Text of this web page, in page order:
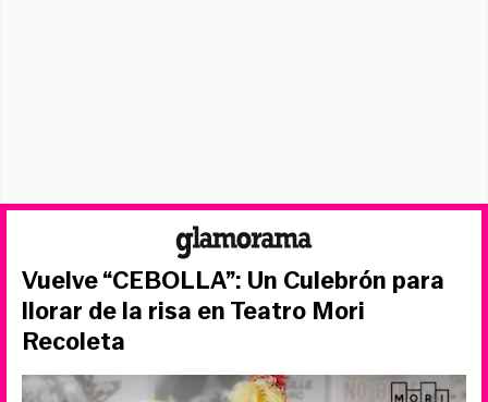
Vuelve “CEBOLLA”: Un Culebrón para
llorar de la risa en Teatro Mori
Recoleta